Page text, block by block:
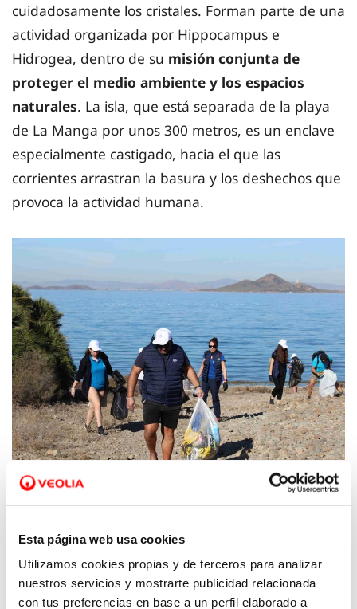
Esta página web usa cookies
Utilizamos cookies propias y de terceros para analizar
nuestros servicios y mostrarte publicidad relacionada
con tus preferencias en base a un perfil elaborado a
cuidadosamente los cristales. Forman parte de una
actividad organizada por Hippocampus e
Hidrogea, dentro de su misión conjunta de
proteger el medio ambiente y los espacios
naturales. La isla, que está separada de la playa
de La Manga por unos 300 metros, es un enclave
especialmente castigado, hacia el que las
corrientes arrastran la basura y los deshechos que
provoca la actividad humana.
“Hidrogea es una empresa con un marcado
sostenibilidad. Por ello ha decidido organizar este
voluntariado con Hippocampus y colaborar, así, en
la limpieza de un punto tan importante del Mar